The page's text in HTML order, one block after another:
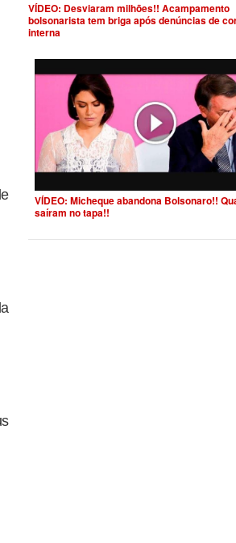
VÍDEO: Desviaram milhões!! Acampamento
bolsonarista tem briga após denúncias de
interna
VÍDEO: Micheque abandona Bolsonaro!!
saíram no tapa!!